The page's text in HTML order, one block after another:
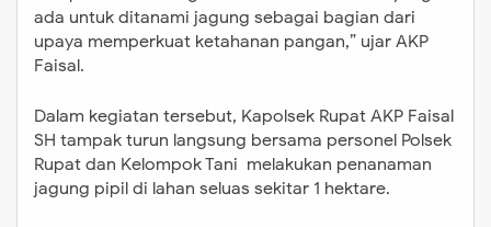
ada untuk ditanami jagung sebagai bagian dari
upaya memperkuat ketahanan pangan,” ujar AKP
Faisal.
Dalam kegiatan tersebut, Kapolsek Rupat AKP Faisal
SH tampak turun langsung bersama personel Polsek
Rupat dan Kelompok Tani melakukan penanaman
jagung pipil di lahan seluas sekitar 1 hektare.